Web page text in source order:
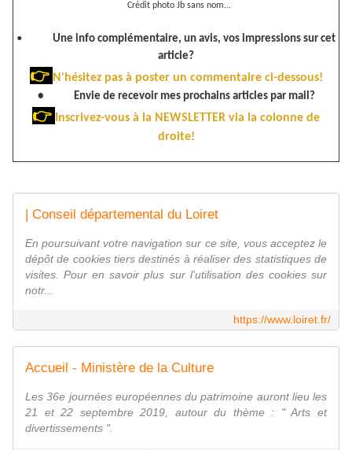
Crédit photo Jb sans nom...
•
Une info complémentaire, un avis, vos impressions sur cet
article?
👉 N'hésitez pas à poster un commentaire ci-dessous!
• Envie de recevoir mes prochains articles par mail?
👉 Inscrivez-vous à la NEWSLETTER via la colonne de
droite!
| Conseil départemental du Loiret
En poursuivant votre navigation sur ce site, vous acceptez le
dépôt de cookies tiers destinés à réaliser des statistiques de
visites. Pour en savoir plus sur l'utilisation des cookies sur
notr...
https://www.loiret.fr/
Accueil - Ministère de la Culture
Les 36e journées européennes du patrimoine auront lieu les
21 et 22 septembre 2019, autour du thème : " Arts et
divertissements ".